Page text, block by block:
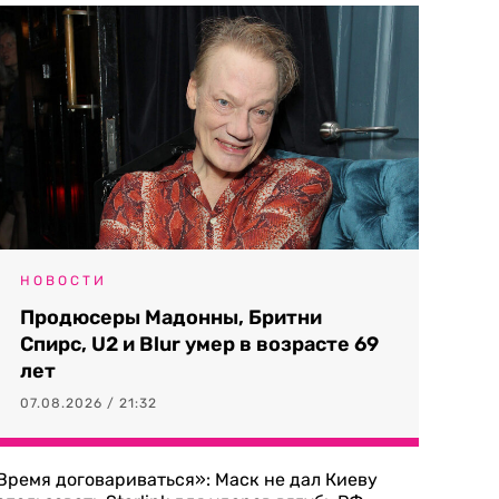
НОВОСТИ
Продюсеры Мадонны, Бритни
Спирс, U2 и Blur умер в возрасте 69
лет
07.08.2026 / 21:32
договариваться»: Маск не дал Киеву